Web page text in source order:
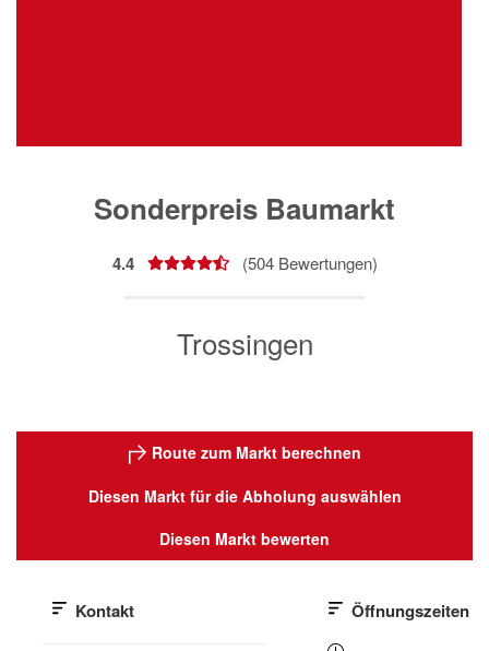
Sonderpreis Baumarkt
4.4 (504Bewertungen)
Trossingen
Route zum Markt berechnen
Diesen Markt für die Abholung auswählen
Diesen Markt bewerten
Öffnungszeiten
Kontakt